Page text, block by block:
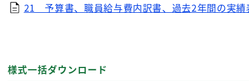
21 予算書、職員給与費内訳書、過去2年間の実績
様式一括ダウンロード